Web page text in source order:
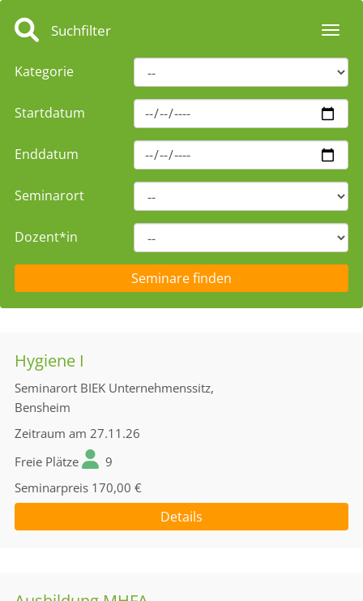
Suchfilter
Kategorie
Startdatum
Enddatum
Seminarort
Dozent*in
Hygiene I
Seminarort BIEK Unternehmenssitz,
Bensheim
Zeitraum am 27.11.26
Freie Plätze
9
Seminarpreis 170,00 €
Details